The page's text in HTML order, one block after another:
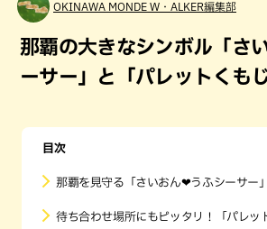
OKINAWA MONDE W・ALKER編集部
那覇の大きなシンボル「さ
ーサー」と「パレットくも
目次
那覇を見守る「さいおん❤うふシーサー」
待ち合わせ場所にもピッタリ！「パレッ